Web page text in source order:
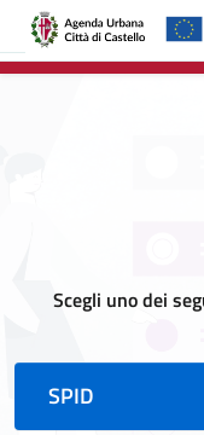
Scegli uno dei
SPID